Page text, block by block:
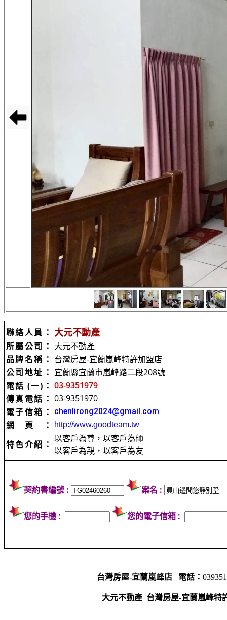
聯絡人員： 大元不動產
所屬公司： 大元不動產
品牌名稱： 台灣房屋-宜蘭嵐峰特許加盟店
公司地址： 宜蘭縣宜蘭市嵐峰路二段208號
電話 (一)： 03-9351979
傳真電話： 03-9351970
電子信箱：
chenlirong2024@gmail.com
網頁： http://www.goodteam.tw
特色介紹：
以客戶為尊，以客戶為師
以客戶為親，以客戶為友
契約書編號 : 案名 :
您的手機 : 您的電子信箱 :
台灣房屋-宜蘭嵐峰店 電話：
大元不動產 台灣房屋-宜蘭嵐峰特